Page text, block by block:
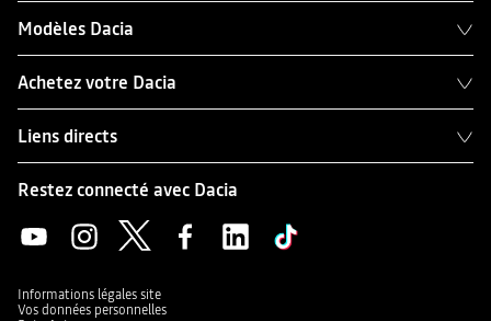
Modèles Dacia
Achetez votre Dacia
Liens directs
Restez connecté avec Dacia
Informations légales site
Vos données personnelles